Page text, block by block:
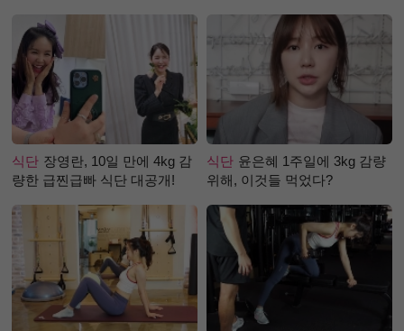
식단 장영란, 10일 만에 4kg 감
량한 급찐급빠 식단 대공개!
식단 윤은혜 1주일에 3kg 감량
위해, 이것들 먹었다?